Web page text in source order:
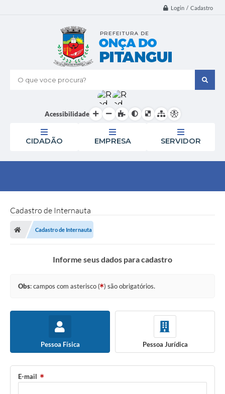
Login / Cadastro
O que voce procura?
Acessibilidade
CIDADÃO EMPRESA SERVIDOR
Cadastro de Internauta
Cadastro de Internauta
Informe seus dados para cadastro
Obs: campos com asterisco ( ) são obrigatórios.
Pessoa Física Pessoa Jurídica
E-mail